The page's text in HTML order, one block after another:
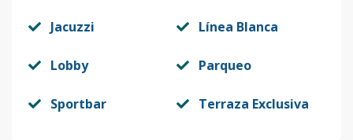
Jacuzzi Línea Blanca
Lobby Parqueo
Sportbar Terraza Exclusiva